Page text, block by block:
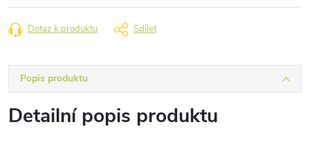
Dotaz k produktu Sdílet
Popis produktu
Detailní popis produktu